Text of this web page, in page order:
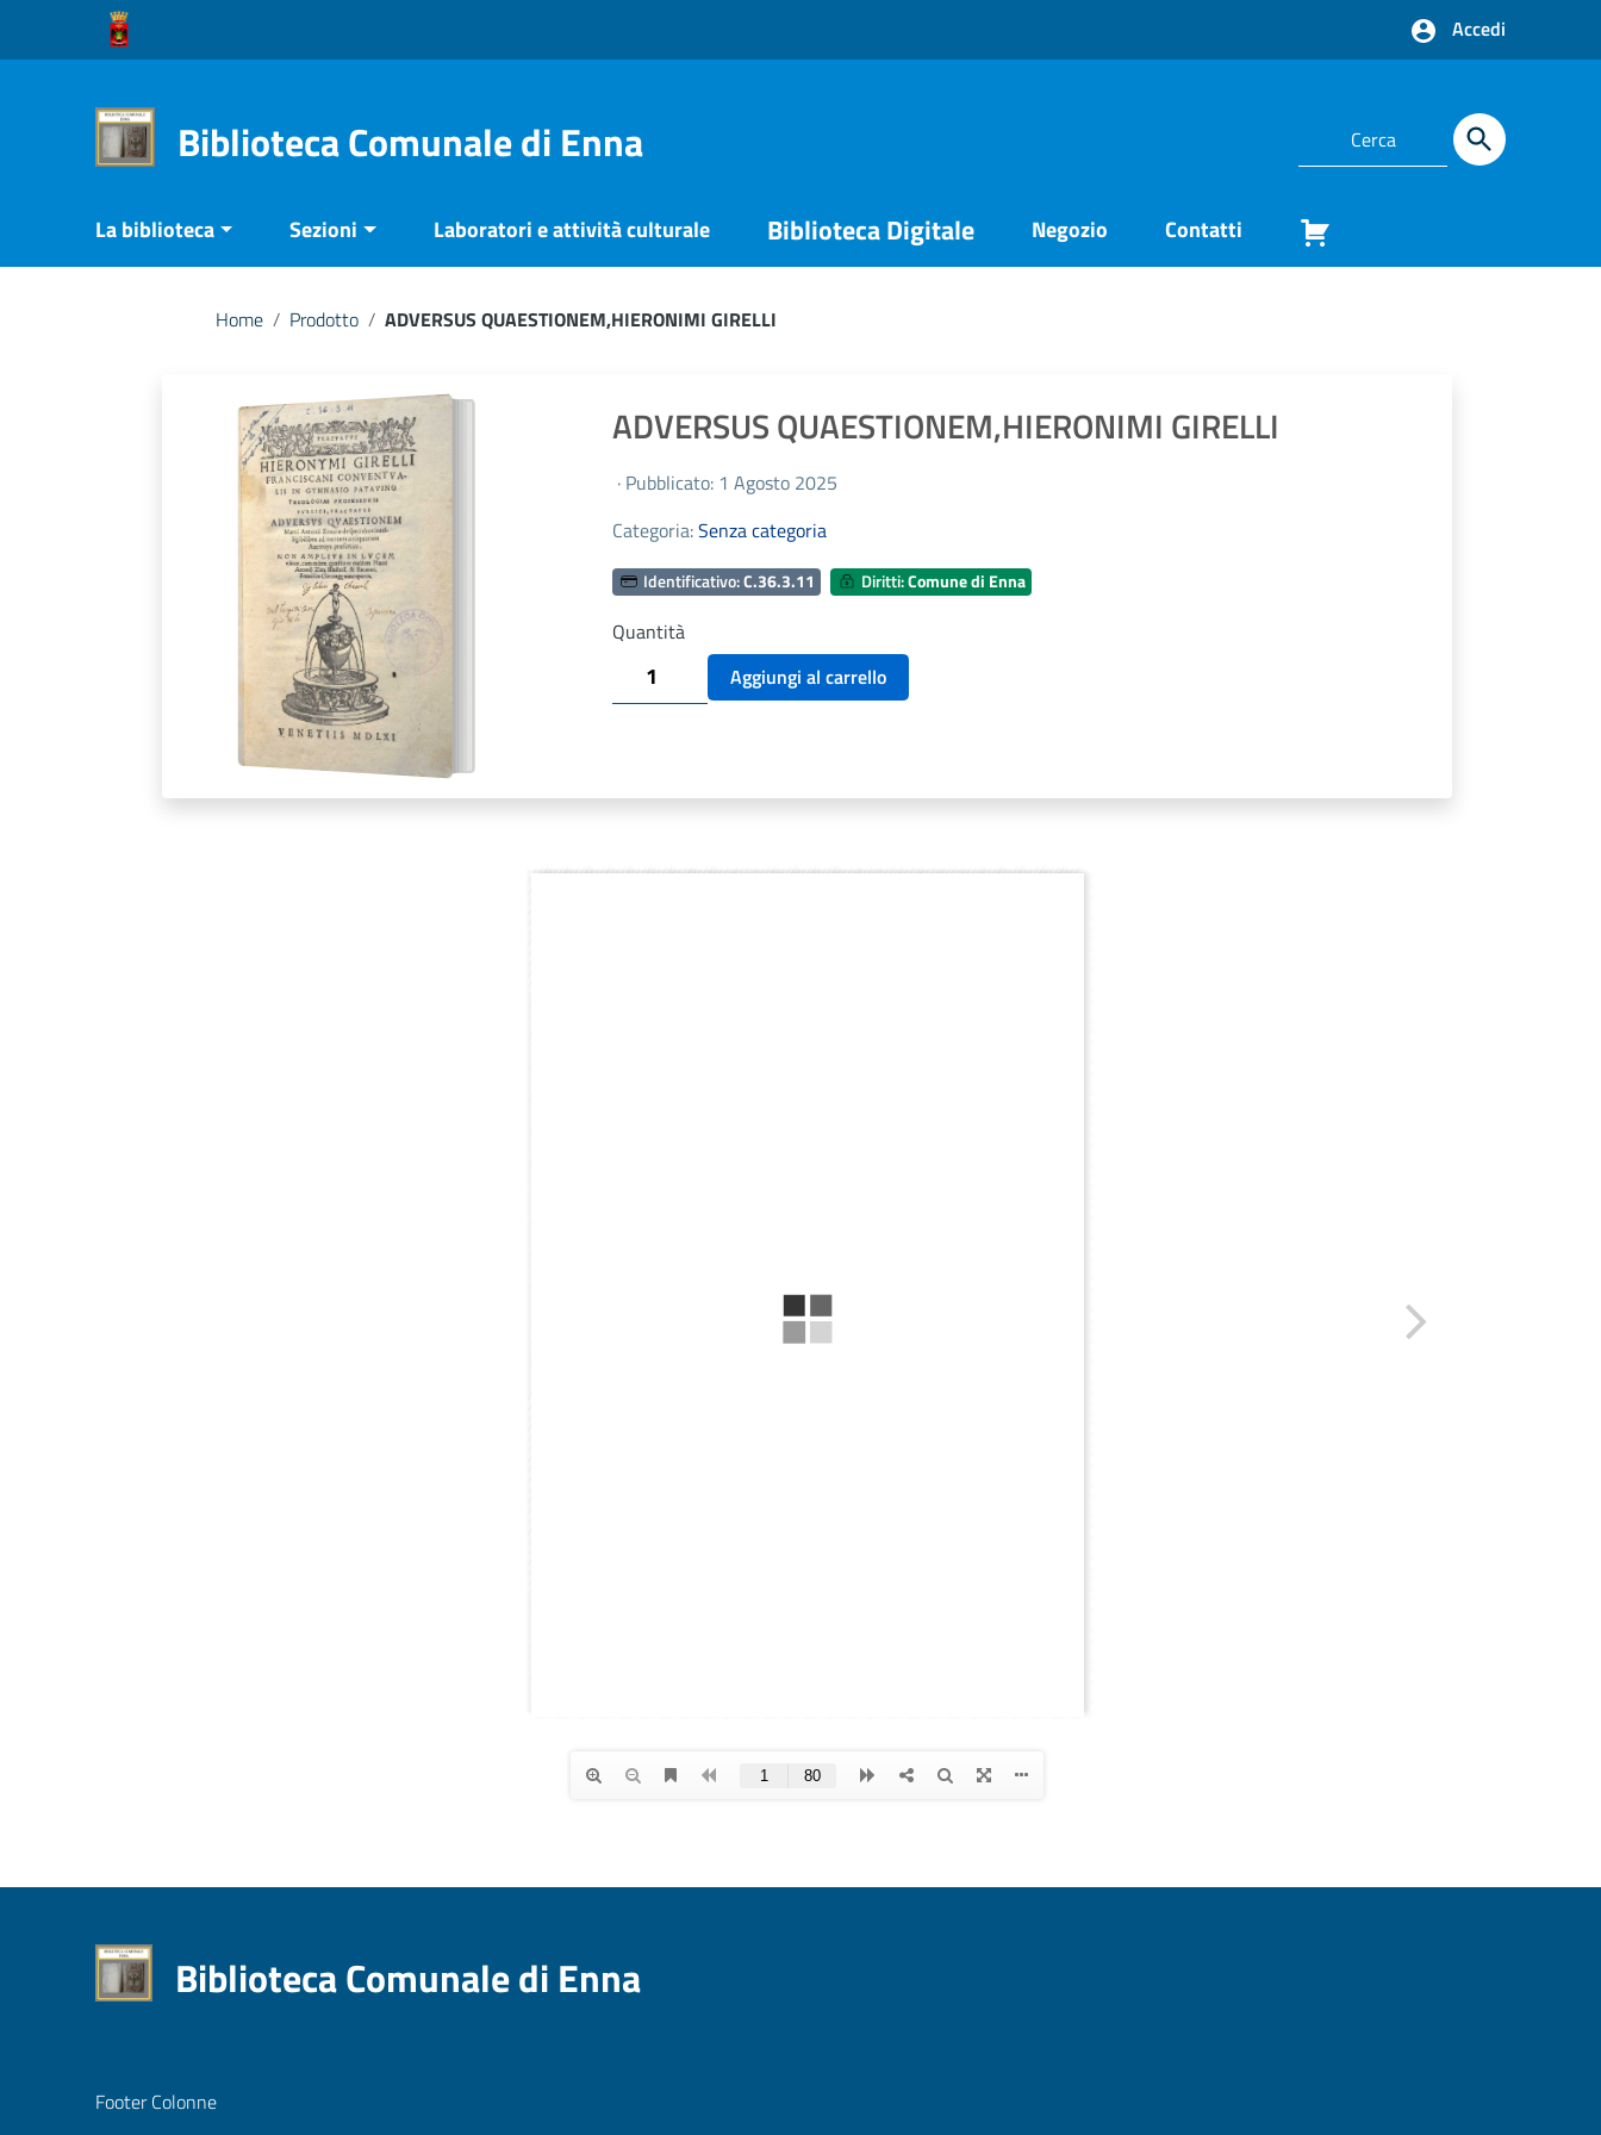
Vai ai contenuti
Vai al menu di navigazione
Accedi
Biblioteca Comunale di Enna
La biblioteca Sezioni Laboratori e attività culturale Biblioteca Digitale Negozio Contatti
Home / Prodotto / ADVERSUS QUAESTIONEM,HIERONIMI GIRELLI
ADVERSUS QUAESTIONEM,HIERONIMI GIRELLI
· Pubblicato: 1 Agosto 2025
Categoria:Senza categoria
Identificativo:C.36.3.11 Diritti:Comune di Enna
Quantità
ADVERSUS
QUAESTIONEM,HIERONIMI
Aggiungi al carrello
Biblioteca Comunale di Enna
Footer Colonne